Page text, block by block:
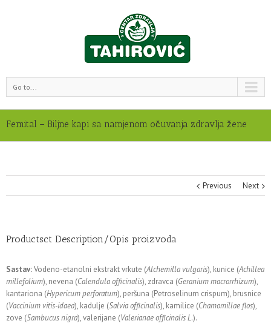
Go to...
Femital – Biljne kapi sa namjenom očuvanja zdravlja žene
Previous Next
Productsct Description/Opis proizvoda
Sastav:Vodeno-etanolni ekstrakt vrkute (Alchemilla vulgaris), kunice (Achillea
millefolium), nevena (Calendula officinalis), zdravca (Geranium macrorrhizum),
kantariona (Hypericum perforatum), peršuna (Petroselinum crispum), brusnice
(Vaccinium vitis-idaea), kadulje (Salvia officinalis), kamilice (Chamomillae flos),
zove (Sambucus nigra), valerijane (Valerianae officinalis L.).